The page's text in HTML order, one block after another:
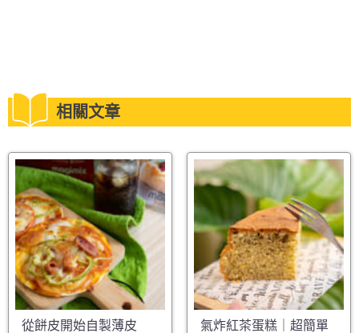
相關文章
從餅皮開始自製薄皮
氣炸紅茶蛋糕｜超簡單